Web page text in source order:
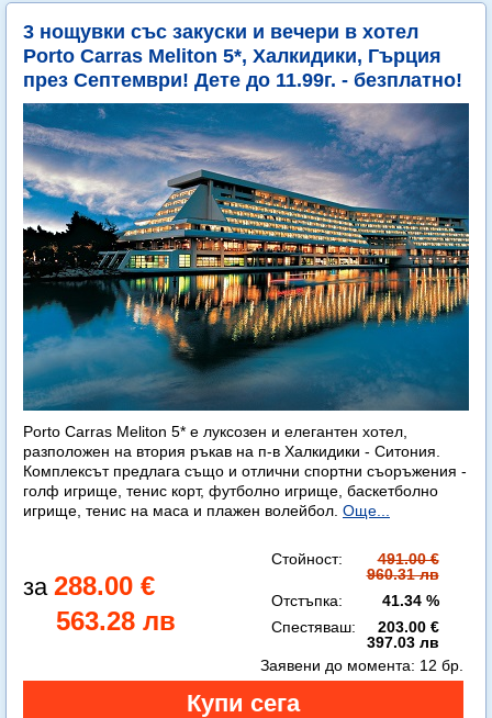
3 нощувки със закуски и вечери в хотел
Porto Carras Meliton 5*, Халкидики, Гърция
през Септември! Дете до 11.99г. - безплатно!
Porto Carras Meliton 5* е луксозен и елегантен хотел,
разположен на втория ръкав на п-в Халкидики - Ситония.
Комплексът предлага също и отлични спортни съоръжения -
голф игрище, тенис корт, футболно игрище, баскетболно
игрище, тенис на маса и плажен волейбол. Още...
288.00 €
563.28 лв
Стойност:
491.00 €
960.31 лв
Отстъпка:
41.34 %
Спестяваш:
203.00 €
397.03 лв
Заявени до момента: 12 бр.